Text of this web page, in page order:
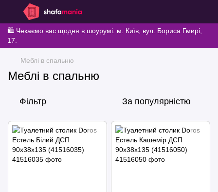
🛍️ Чекаємо вас щодня в шоурумі: м. Київ, вул. Бориса Гмирі,
17.
Меблі в спальню
Меблі в спальню
Фільтр За популярністю